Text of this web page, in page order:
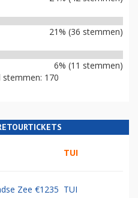
21% (36 stemmen)
6% (11 stemmen)
170
TUI
Zee €1235 TUI